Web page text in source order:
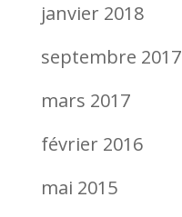
janvier 2018
septembre 2017
mars 2017
février 2016
mai 2015